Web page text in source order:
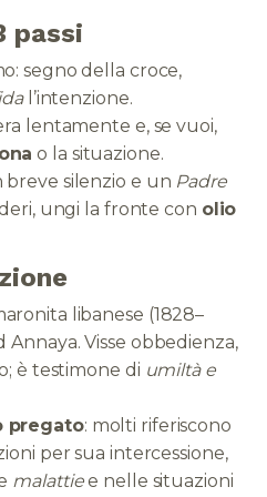
passi
segno della croce,
l’intenzione.
lentamente e, se vuoi,
o la situazione.
silenzio e un Padre
ungi la fronte con olio
libanese (1828–
Annaya. Visse obbedienza,
è testimone di umiltà e
pregato: molti riferiscono
per sua intercessione,
malattiee nelle situazioni